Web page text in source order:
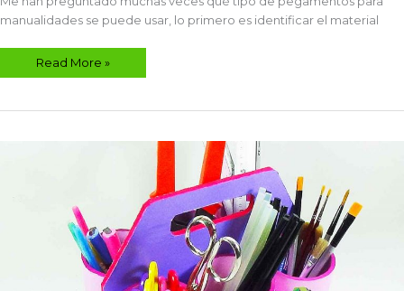
manualidades se puede usar, lo primero es identificar el material
Read More »
Organizador